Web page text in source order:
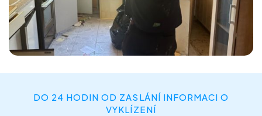
DO 24 HODIN OD ZASLÁNÍ INFORMACI O
VYKLÍZENÍ